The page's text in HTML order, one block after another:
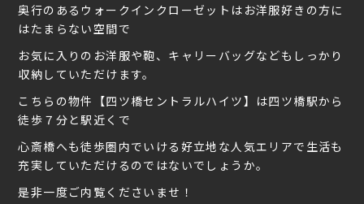
奥行のあるウォークインクローゼットはお洋服好きの方に
はたまらない空間で
お気に入りのお洋服や鞄、キャリーバッグなどもしっかり
収納していただけます。
こちらの物件【四ツ橋セントラルハイツ】は四ツ橋駅から
徒歩７分と駅近くで
心斎橋へも徒歩圏内でいける好立地な人気エリアで生活も
充実していただけるのではないでしょうか。
是非一度ご内覧くださいませ！